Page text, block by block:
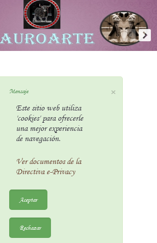
×
Mensaje
Este sitio web utiliza
'cookies' para ofrecerle
una mejor experiencia
de navegación.
Ver documentos de la
Directiva e-Privacy
Aceptar
Rechazar